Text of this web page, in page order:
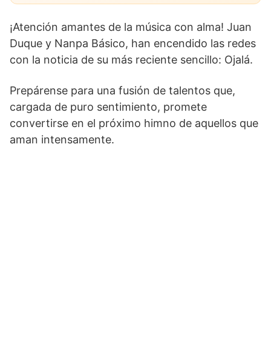
¡Atención amantes de la música con alma! Juan
Duque y Nanpa Básico, han encendido las redes
con la noticia de su más reciente sencillo: Ojalá.
Prepárense para una fusión de talentos que,
cargada de puro sentimiento, promete
convertirse en el próximo himno de aquellos que
aman intensamente.